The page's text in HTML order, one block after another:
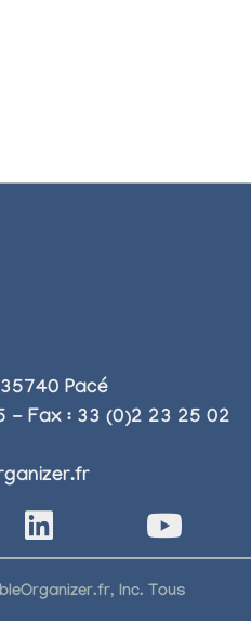
Pacé
- Fax : 33 (0)2 23 25 02
Inc. Tous